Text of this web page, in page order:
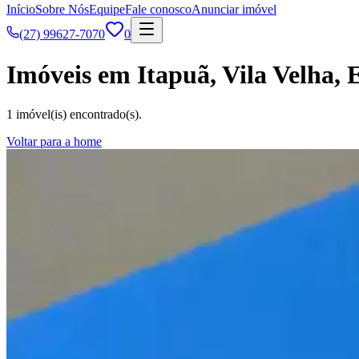
InícioSobre NósEquipeFale conoscoAnunciar imóvel
(27) 99627-7070
0
Imóveis em Itapuã, Vila Velha,
1 imóvel(is) encontrado(s).
Voltar para a home